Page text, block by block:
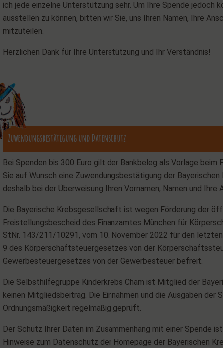
ich jede einzelne Unterstützung sehr. Um Ihre Spende jedoch
ausstellen zu können, bitten wir Sie, uns Ihren Namen, Ihre
mitzuteilen.
Herzlichen Dank für Ihre Unterstützung und Ihr Verständnis!
Zuwendungsbestätigung und Datenschutz
Bei Spenden bis 300 Euro gilt der Bankbeleg als Vorlage beim
Sie auf Wunsch eine Zuwendungsbestätigung der
deshalb bei der Überweisung Ihren Vornamen, Namen und Ihre
Die Bayerische Krebsgesellschaft ist wegen Förderung der
Freistellungsbescheid des Finanzamtes München für
StNr. 143/211/10291, vom 10. November 2022 für den
9 des Körperschaftsteuergesetzes von der
Gewerbesteuergesetzes von der Gewerbesteuer befreit.
Die Selbsthilfegruppe Kinderkrebs Cham ist Mitglied der
keinen Mitgliedsbeitrag. Die Einnahmen und die Ausgaben
Ordnungsmäßigkeit regelmäßig geprüft.
Der Schutz Ihrer Daten im Zusammenhang mit einer Spende
Hinweise zum Datenschutz der Homepage der Bayerischen